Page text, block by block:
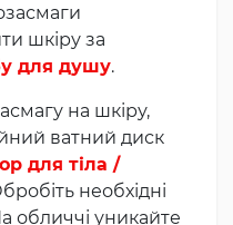
шкіру за
для душу.
на шкіру,
ватний диск
для тіла /
необхідні
обличчі уникайте